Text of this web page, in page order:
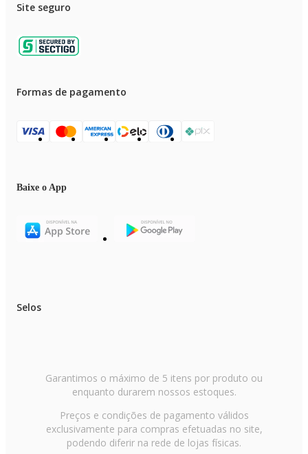
Site seguro
Formas de pagamento
Baixe o App
Selos
Garantimos o máximo de 5 itens por produto ou
enquanto durarem nossos estoques.
Preços e condições de pagamento válidos
exclusivamente para compras efetuadas no site,
podendo diferir na rede de lojas físicas.